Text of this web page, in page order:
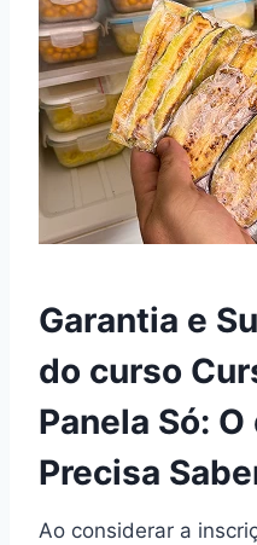
Garantia e
do curso
Panela Só:
Precisa
Ao considerar a